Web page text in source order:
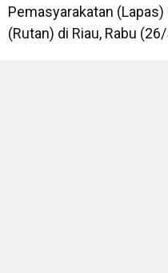
Pemasyarakatan
(Rutan) di Riau, Rabu